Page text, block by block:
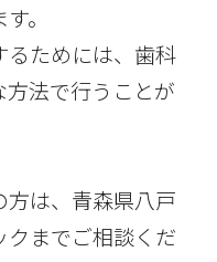
。
るためには、歯科
法で行うことが
は、青森県八戸
までご相談くだ